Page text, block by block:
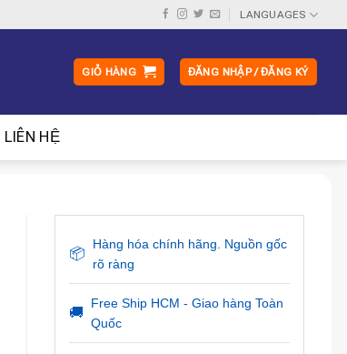
LANGUAGES
GIỎ HÀNG ĐĂNG NHẬP / ĐĂNG KÝ
LIÊN HỆ
📦
Hàng hóa chính hãng. Nguồn gốc
rõ ràng
🚚
Free Ship HCM - Giao hàng Toàn
Quốc